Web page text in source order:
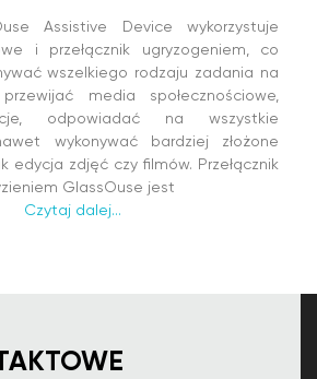
Assistive Device wykorzystuje
i przełącznik ugryzogeniem, co
wszelkiego rodzaju zadania na
media społecznościowe,
odpowiadać na wszystkie
wykonywać bardziej złożone
edycja zdjęć czy filmów. Przełącznik
GlassOuse jest
Czytaj dalej...